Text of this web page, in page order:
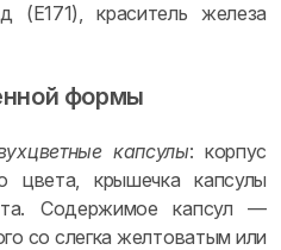
(E171), краситель железа
формы
капсулы: корпус
цвета, крышечка капсулы
Содержимое капсул —
со слегка желтоватым или